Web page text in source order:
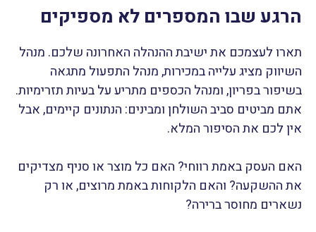
הרגע שבו המספרים לא מספיקים
תארו לעצמכם את ישיבת ההנהלה האחרונה שלכם. מנהל
השיווק מציג עלייה במכירות, מנהל התפעול מתגאה
בשיפור בפריון, ומנהל הכספים מתריע על בעיות תזרימיות.
אתם מביטים סביב השולחן ומבינים: הנתונים קיימים, אבל
אין לכם את הסיפור המלא.
האם העסק באמת רווחי? האם כל מוצר או סניף מצדיקים
את ההשקעה? והאם הלקוחות באמת מרוצים, או רק
נשארים מחוסר ברירה?